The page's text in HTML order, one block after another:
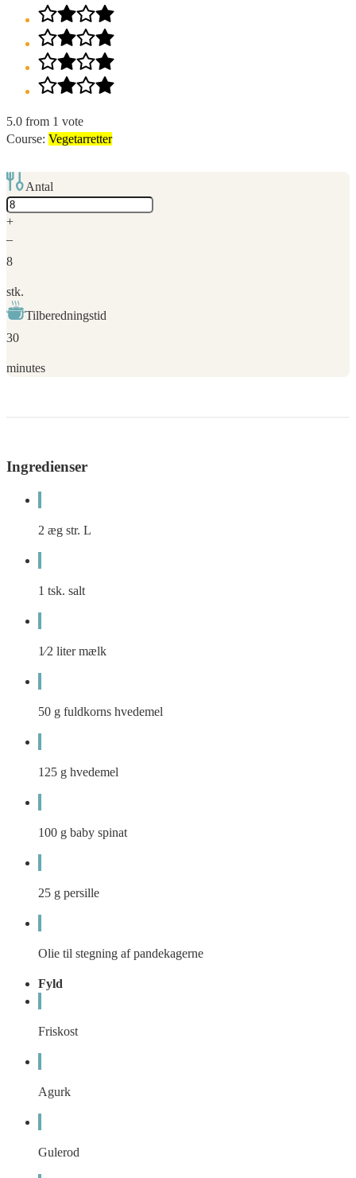
5.0 from 1 vote
Course: Vegetarretter
Antal
Adjust
servings
+
–
8
stk.
Tilberedningstid
30
minutes
Ingredienser
2 æg str. L
1 tsk. salt
1⁄2 liter mælk
50 g fuldkorns hvedemel
125 g hvedemel
100 g baby spinat
25 g persille
Olie til stegning af pandekagerne
Fyld
Friskost
Agurk
Gulerod